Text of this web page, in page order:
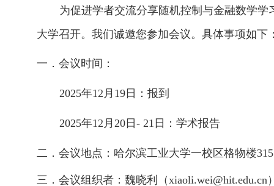
为促进学者交流分享随机控制与金融数学
大学召开。我们诚邀您参加会议。具体事项
一．会议时间：
2025年12 月 19 日：报到
2025年12 月 20 日 - 21 日：学术报告
二． 会议地点：哈尔滨工业大学一校区格物楼315
三． 会议组织者：魏晓利 （xiaoli.wei@hit.edu.cn